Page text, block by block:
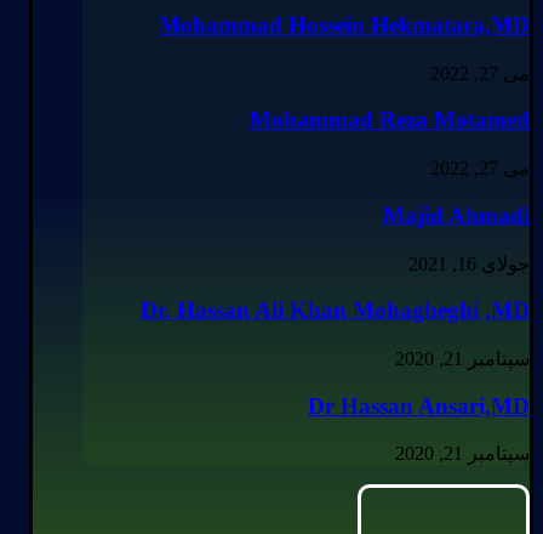
Mohammad Hossein Hekmatara,MD
می 27, 2022
Mohammad Reza Motamed
می 27, 2022
Majid Ahmadi
جولای 16, 2021
Dr. Hassan Ali Khan Mohagheghi ,MD
سپتامبر 21, 2020
Dr Hassan Ansari,MD
سپتامبر 21, 2020